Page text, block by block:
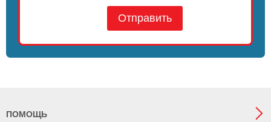
Отправить
ПОМОЩЬ